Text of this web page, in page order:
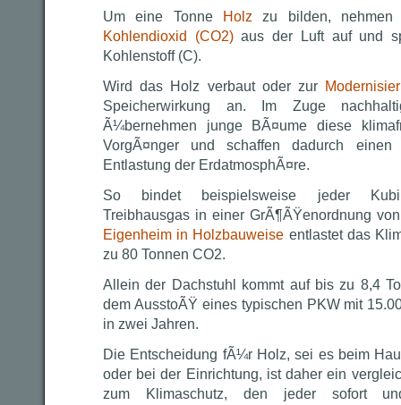
Um eine Tonne
Holz zu bilden,
Kohlendioxid (CO2)aus der Luft auf und
Kohlenstoff (C).
Wird das Holz verbaut oder zur
Speicherwirkung an. Im Zuge
Ã¼bernehmen junge BÃ¤ume diese
VorgÃ¤nger und schaffen dadurch einen
Entlastung der ErdatmosphÃ¤re.
So bindet beispielsweise jeder
Treibhausgas in einer GrÃ¶ÃŸenordnung
Eigenheim in Holzbauweise entlastet das
zu 80 Tonnen CO2.
Allein der Dachstuhl kommt auf bis zu 8,4
dem AusstoÃŸ eines typischen PKW mit
in zwei Jahren.
Die Entscheidung fÃ¼r Holz, sei es beim
oder bei der Einrichtung, ist daher ein
zum Klimaschutz, den jeder sofort